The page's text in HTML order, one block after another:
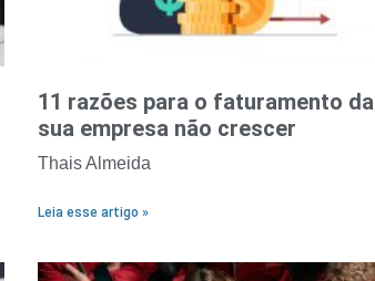
11 razões para o faturamento da
sua empresa não crescer
Thais Almeida
Leia esse artigo »